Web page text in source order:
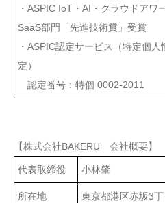
・ASPIC IoT・AI・クラウドアワ
SaaS部門「先進技術賞」受賞
・ASPIC認定サービス（特定個
定）
認定番号：特個 0002-2011
【株式会社BAKERU 会社概要】
代表取締役 小林肇
所在地 東京都港区赤坂3